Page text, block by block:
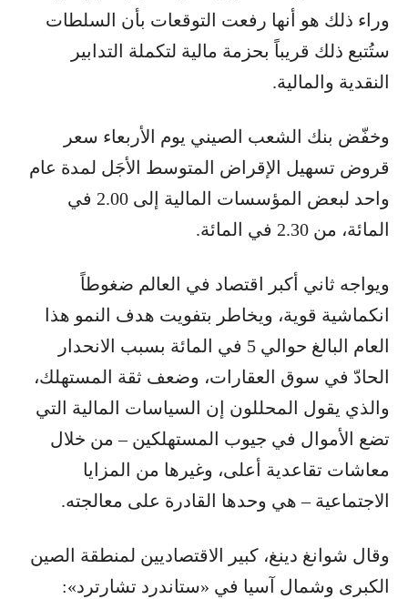
وراء ذلك هو أنها رفعت التوقعات بأن السلطات
ستُتبع ذلك قريباً بحزمة مالية لتكملة التدابير
النقدية والمالية.
وخفّض بنك الشعب الصيني يوم الأربعاء سعر
قروض تسهيل الإقراض المتوسط ​​الأجَل لمدة عام
واحد لبعض المؤسسات المالية إلى 2.00 في
المائة، من 2.30 في المائة.
ويواجه ثاني أكبر اقتصاد في العالم ضغوطاً
انكماشية قوية، ويخاطر بتفويت هدف النمو هذا
العام البالغ حوالي 5 في المائة بسبب الانحدار
الحادّ في سوق العقارات، وضعف ثقة المستهلك،
والذي يقول المحللون إن السياسات المالية التي
تضع الأموال في جيوب المستهلكين – من خلال
معاشات تقاعدية أعلى، وغيرها من المزايا
الاجتماعية – هي وحدها القادرة على معالجته.
وقال شوانغ دينغ، كبير الاقتصاديين لمنطقة الصين
الكبرى وشمال آسيا في «ستاندرد تشارترد»: